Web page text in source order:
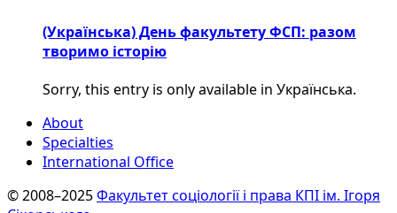
(Українська) День факультету ФСП: разом
творимо історію
Sorry, this entry is only available in Українська.
About
Specialties
International Office
© 2008–2025Факультет соціології і права КПІ ім. Ігоря